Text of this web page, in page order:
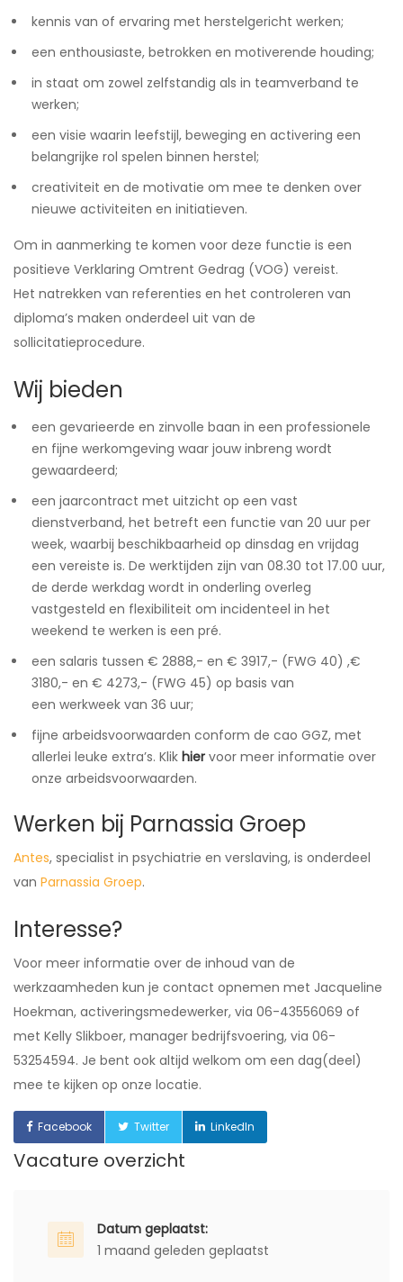
kennis van of ervaring met herstelgericht werken;
een enthousiaste, betrokken en motiverende houding;
in staat om zowel zelfstandig als in teamverband te
werken;
een visie waarin leefstijl, beweging en activering een
belangrijke rol spelen binnen herstel;
creativiteit en de motivatie om mee te denken over
nieuwe activiteiten en initiatieven.
Om in aanmerking te komen voor deze functie is een
positieve Verklaring Omtrent Gedrag (VOG) vereist.
Het natrekken van referenties en het controleren van
diploma’s maken onderdeel uit van de
sollicitatieprocedure.
Wij bieden
een gevarieerde en zinvolle baan in een professionele
en fijne werkomgeving waar jouw inbreng wordt
gewaardeerd;
een jaarcontract met uitzicht op een vast
dienstverband, het betreft een functie van 20 uur per
week, waarbij beschikbaarheid op dinsdag en vrijdag
een vereiste is. De werktijden zijn van 08.30 tot 17.00 uur,
de derde werkdag wordt in onderling overleg
vastgesteld en flexibiliteit om incidenteel in het
weekend te werken is een pré.
een salaris tussen € 2888,- en € 3917,- (FWG 40) ,€
3180,- en € 4273,- (FWG 45) op basis van
een werkweek van 36 uur;
fijne arbeidsvoorwaarden conform de cao GGZ, met
allerlei leuke extra’s. Klik hier voor meer informatie over
onze arbeidsvoorwaarden.
Werken bij Parnassia Groep
Antes, specialist in psychiatrie en verslaving, is onderdeel
van Parnassia Groep.
Interesse?
Voor meer informatie over de inhoud van de
werkzaamheden kun je contact opnemen met Jacqueline
Hoekman, activeringsmedewerker, via 06-43556069 of
met Kelly Slikboer, manager bedrijfsvoering, via 06-
53254594. Je bent ook altijd welkom om een dag(deel)
mee te kijken op onze locatie.
Facebook Twitter LinkedIn
Vacature overzicht
Datum geplaatst:
1 maand geleden geplaatst